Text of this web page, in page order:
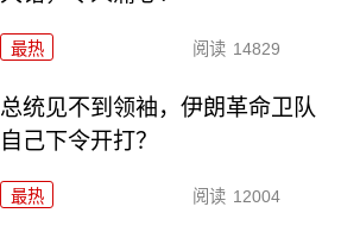
最热 阅读 14829
总统见不到领袖，伊朗革命卫队
自己下令开打？
最热 阅读 12004